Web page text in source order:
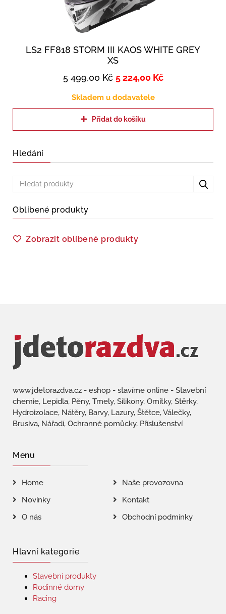
LS2 FF818 STORM III KAOS WHITE GREY
XS
5 499,00Kč 5 224,00 Kč
Skladem u dodavatele
Přidat do košíku
Hledání
Oblíbené produkty
Zobrazit oblíbené produkty
www.jdetorazdva.cz - eshop - stavíme online - Stavební
chemie, Lepidla, Pěny, Tmely, Silikony, Omítky, Stěrky,
Hydroizolace, Nátěry, Barvy, Lazury, Štětce, Válečky,
Brusiva, Nářadí, Ochranné pomůcky, Příslušenství
Menu
Home
Naše provozovna
Novinky
Kontakt
O nás
Obchodní podmínky
Hlavní kategorie
Stavební produkty
Rodinné domy
Racing